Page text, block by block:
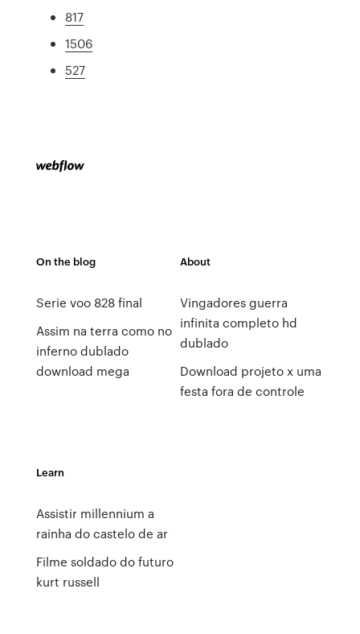
817
1506
527
On the blog
Serie voo 828 final
Assim na terra como no
inferno dublado
download mega
About
Vingadores guerra
infinita completo hd
dublado
Download projeto x uma
festa fora de controle
Learn
Assistir millennium a
rainha do castelo de ar
Filme soldado do futuro
kurt russell